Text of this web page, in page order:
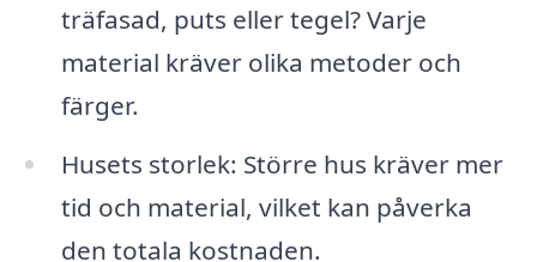
träfasad, puts eller tegel? Varje
material kräver olika metoder och
färger.
Husets storlek: Större hus kräver mer
tid och material, vilket kan påverka
den totala kostnaden.